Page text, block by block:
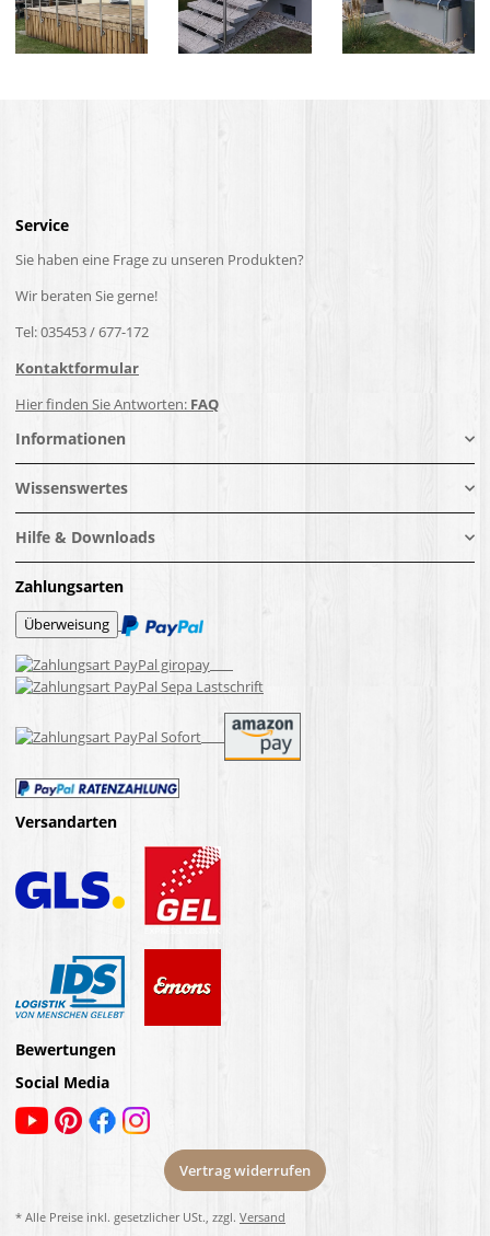
Service
Sie haben eine Frage zu unseren Produkten?
Wir beraten Sie gerne!
Tel: 035453 / 677-172
Kontaktformular
Hier finden Sie Antworten: FAQ
Informationen
Wissenswertes
Hilfe & Downloads
Zahlungsarten
Versandarten
Bewertungen
Social Media
Vertrag widerrufen
* Alle Preise inkl. gesetzlicher USt., zzgl. Versand